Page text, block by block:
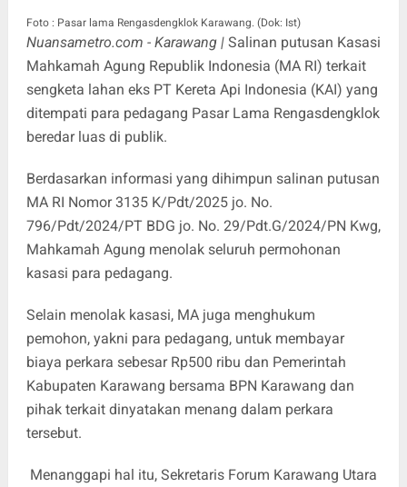
Foto : Pasar lama Rengasdengklok Karawang. (Dok: Ist)
Nuansametro.com - Karawang |Salinan putusan Kasasi
Mahkamah Agung Republik Indonesia (MA RI) terkait
sengketa lahan eks PT Kereta Api Indonesia (KAI) yang
ditempati para pedagang Pasar Lama Rengasdengklok
beredar luas di publik.
Berdasarkan informasi yang dihimpun salinan putusan
MA RI Nomor 3135 K/Pdt/2025 jo. No.
796/Pdt/2024/PT BDG jo. No. 29/Pdt.G/2024/PN Kwg,
Mahkamah Agung menolak seluruh permohonan
kasasi para pedagang.
Selain menolak kasasi, MA juga menghukum
pemohon, yakni para pedagang, untuk membayar
biaya perkara sebesar Rp500 ribu dan Pemerintah
Kabupaten Karawang bersama BPN Karawang dan
pihak terkait dinyatakan menang dalam perkara
tersebut.
Menanggapi hal itu, Sekretaris Forum Karawang Utara